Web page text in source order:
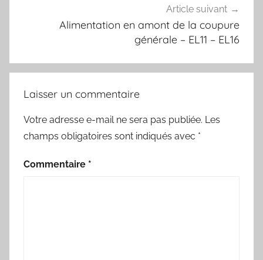
Article suivant
Alimentation en amont de la coupure
générale – EL11 – EL16
Laisser un commentaire
Votre adresse e-mail ne sera pas publiée. Les
champs obligatoires sont indiqués avec *
Commentaire *